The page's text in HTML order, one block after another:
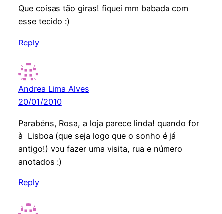
Que coisas tão giras! fiquei mm babada com
esse tecido :)
Reply
Andrea Lima Alves
20/01/2010
Parabéns, Rosa, a loja parece linda! quando for
à Lisboa (que seja logo que o sonho é já
antigo!) vou fazer uma visita, rua e número
anotados :)
Reply